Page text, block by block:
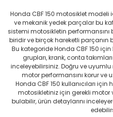
Honda CBF 150 motosiklet
ve mekanik yedek parçalar bu
sistemi motosikletin performansını
biridir ve birçok hareketli parçanın
Bu kategoride Honda CBF 150
grupları, krank, conta
inceleyebilirsiniz. Doğru ve uyumlu
motor performansını korur ve
Honda CBF 150 kullanıcıları
motosikletiniz için gerekli
bulabilir, ürün detaylarını